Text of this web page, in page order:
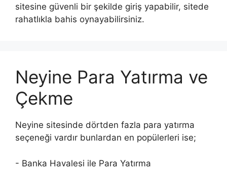
sitesine güvenli bir şekilde giriş yapabilir, sitede
rahatlıkla bahis oynayabilirsiniz.
Neyine Para Yatırma ve
Çekme
Neyine sitesinde dörtden fazla para yatırma
seçeneği vardır bunlardan en popülerleri ise;
- Banka Havalesi ile Para Yatırma